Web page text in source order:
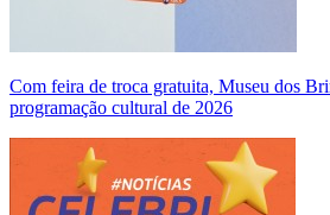
Com feira de troca gratuita, Museu dos
programação cultural de 2026